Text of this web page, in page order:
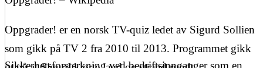
Sikkerhetsforsterkning ved bedriftsinnganger som en
Oppgrader! er en norsk TV-quiz ledet av Sigurd Sollien
som gikk på TV 2 fra 2010 til 2013. Programmet gikk